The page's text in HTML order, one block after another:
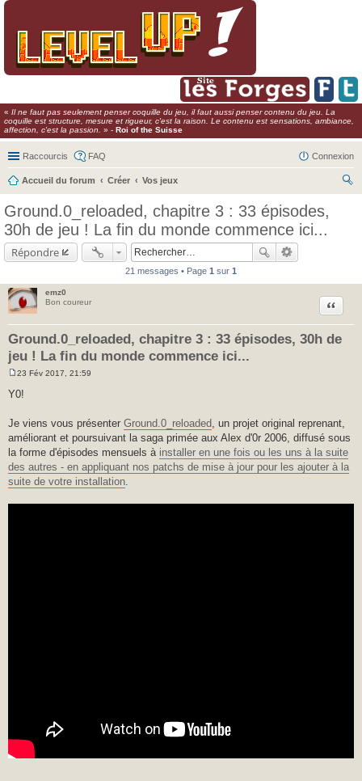
« Il ne faut pas seulement penser coquille du jeu, il faut aussi penser contenu du jeu. La
coquille est structure, mesure et rigueur, c'est la raison. Le contenu est sensations, ambiance,
affection, c'est la passion.
» - Roi of the Suisse
Raccourcis FAQ Connexion
Accueil du forum Créer
Vos jeux
Ground.0_reloaded, chapitre 3 : 33 épisodes,
30h de jeu ! La fin du monde commence ici...
Répondre
21 messages • Page 1 sur 1
emz0
Bon coureur
Ground.0_reloaded, chapitre 3 : 33 épisodes, 30h de
jeu ! La fin du monde commence ici...
Citer
e
s
g
e
23 Fév 2017, 21:59
Y0!
Je viens vous présenter Ground.0_reloaded, un projet original reprenant,
améliorant et poursuivant la saga primée aux Alex d'0r 2006, diffusé sous
la forme d'épisodes mensuels à installer en une fois ou les uns à la suite
des autres - en appliquant nos patchs de mise à jour pour les ajouter à la
suite de votre installation.